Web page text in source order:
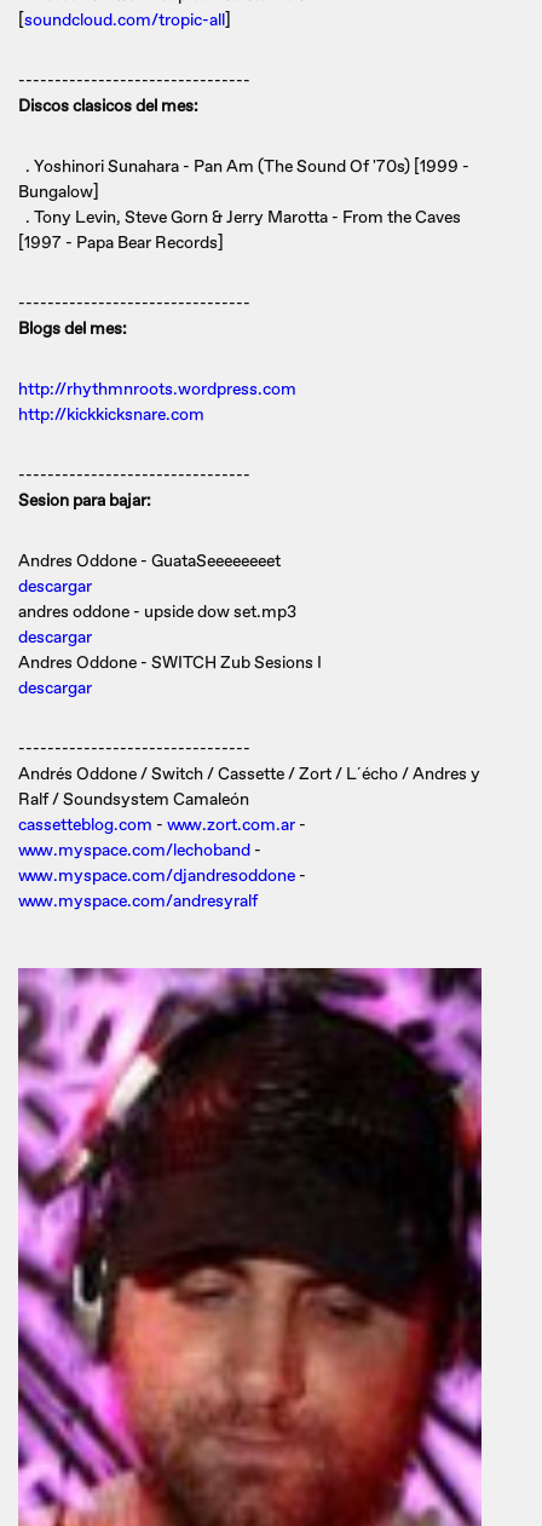
[soundcloud.com/tropic-all]
--------------------------------
Discos clasicos del mes:
. Yoshinori Sunahara - Pan Am (The Sound Of '70s) [1999 -
Bungalow]
. Tony Levin, Steve Gorn & Jerry Marotta - From the Caves
[1997 - Papa Bear Records]
--------------------------------
Blogs del mes:
http://rhythmnroots.wordpress.com
http://kickkicksnare.com
--------------------------------
Sesion para bajar:
Andres Oddone - GuataSeeeeeeeet
descargar
andres oddone - upside dow set.mp3
descargar
Andres Oddone - SWITCH Zub Sesions I
descargar
--------------------------------
Andrés Oddone / Switch / Cassette / Zort / L´écho / Andres y
Ralf / Soundsystem Camaleón
cassetteblog.com - www.zort.com.ar -
www.myspace.com/lechoband -
www.myspace.com/djandresoddone -
www.myspace.com/andresyralf